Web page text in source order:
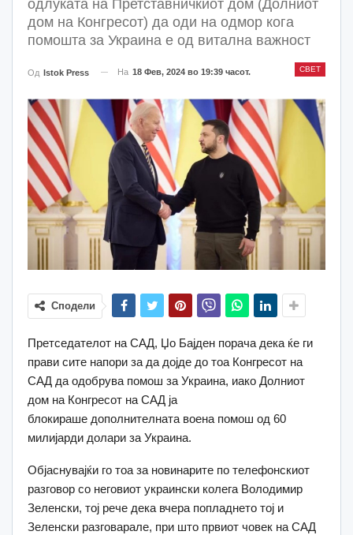
одлуката на Претставничкиот дом (Долниот
дом на Конгресот) да оди на одмор кога
помошта за Украина е од витална важност
СВЕТ
Од Istok Press На 18 Фев, 2024 во 19:39 часот.
Сподели
Претседателот на САД, Џо Бајден порача дека ќе ги
прави сите напори за да дојде до тоа Конгресот на
САД да одобрува помош за Украина, иако Долниот
дом на Конгресот на САД ја
блокираше дополнителната воена помош од 60
милијарди долари за Украина.
Објаснувајќи го тоа за новинарите по телефонскиот
разговор со неговиот украински колега Володимир
Зеленски, тој рече дека вчера попладнето тој и
Зеленски разговарале, при што првиот човек на САД